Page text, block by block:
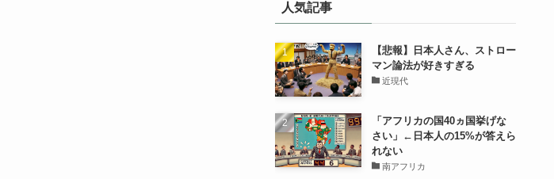
人気記事
【悲報】日本人さん、ストロー
マン論法が好きすぎる
近現代
「アフリカの国40ヵ国挙げな
さい」←日本人の15%が答えら
れない
南アフリカ